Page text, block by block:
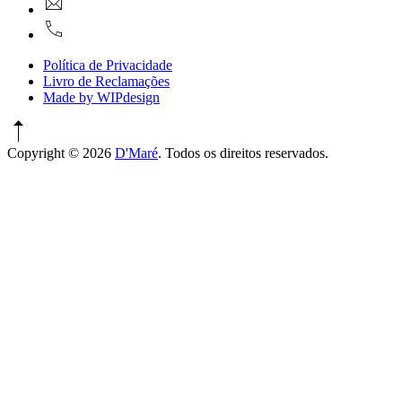
Política de Privacidade
Livro de Reclamações
Made by WIPdesign
Copyright © 2026 D'Maré. Todos os direitos reservados.